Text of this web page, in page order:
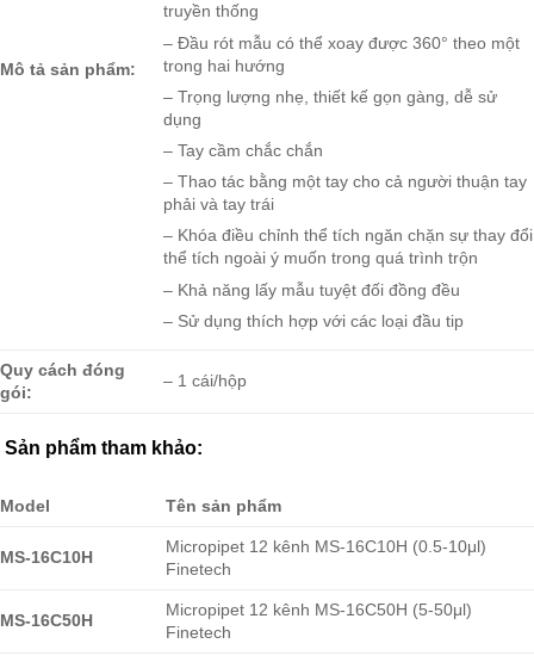
Mô tả sản phẩm:
truyền thống
– Đầu rót mẫu có thể xoay được 360° theo một
trong hai hướng
– Trọng lượng nhẹ, thiết kế gọn gàng, dễ sử
dụng
– Tay cầm chắc chắn
– Thao tác bằng một tay cho cả người thuận tay
phải và tay trái
– Khóa điều chỉnh thể tích ngăn chặn sự thay đổi
thể tích ngoài ý muốn trong quá trình trộn
– Khả năng lấy mẫu tuyệt đối đồng đều
– Sử dụng thích hợp với các loại đầu tip
Quy cách đóng
gói:
– 1 cái/hộp
Sản phẩm tham khảo:
Model Tên sản phẩm
MS-16C10H
Micropipet 12 kênh MS-16C10H (0.5-10μl)
Finetech
MS-16C50H
Micropipet 12 kênh MS-16C50H (5-50μl)
Finetech